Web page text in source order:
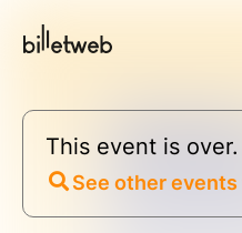
This event is over.
See other